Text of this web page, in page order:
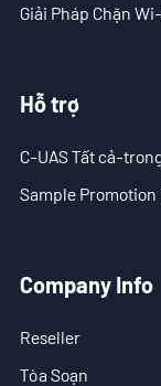
VN
- ES
Giải Pháp Chặn
Hỗ trợ
C-UAS Tất cả-
Sample Promotion
Company Info
Reseller
Tòa Soạn